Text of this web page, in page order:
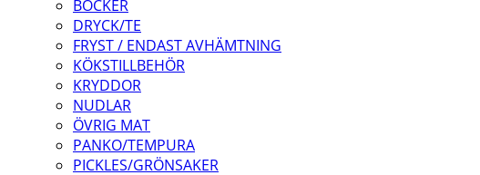
BÖCKER
DRYCK/TE
FRYST / ENDAST AVHÄMTNING
KÖKSTILLBEHÖR
KRYDDOR
NUDLAR
ÖVRIG MAT
PANKO/TEMPURA
PICKLES/GRÖNSAKER